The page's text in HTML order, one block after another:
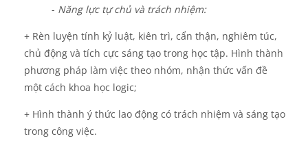
- Năng lực tự chủ và trách nhiệm:
+ Rèn luyện tính kỷ luật, kiên trì, cẩn thận, nghiêm túc,
chủ động và tích cực sáng tạo trong học tập. Hình thành
phương pháp làm việc theo nhóm, nhận thức vấn đề
một cách khoa học logic;
+ Hình thành ý thức lao động có trách nhiệm và sáng tạo
trong công việc.